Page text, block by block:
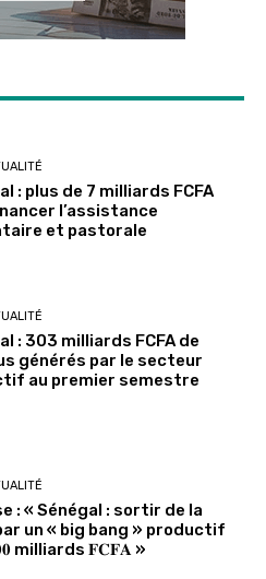
: plus de 7 milliards FCFA
l’assistance
et pastorale
: 303 milliards FCFA de
générés par le secteur
au premier semestre
: « Sénégal : sortir de la
un « big bang » productif
milliards 𝐅𝐂𝐅𝐀 »